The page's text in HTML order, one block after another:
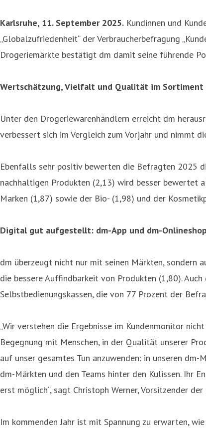
Karlsruhe, 11. September 2025. Kundinnen und
„Globalzufriedenheit“ der Verbraucherbefragung
Drogeriemärkte bestätigt dm damit seine führende
Wertschätzung, Vielfalt und Qualität im Sortiment
Unter den Drogeriewarenhändlern erreicht dm
verbessert sich im Vergleich zum Vorjahr und nimmt
Ebenfalls sehr positiv bewerten die Befragten 2025
nachhaltigen Produkten (2,13) wird besser bewertet
Marken (1,87) sowie der Bio- (1,98) und der
Digital gut aufgestellt: dm-App und dm-
dm überzeugt nicht nur mit seinen Märkten, sondern
die bessere Auffindbarkeit von Produkten (1,80).
Selbstbedienungskassen, die von 77 Prozent der
„Wir verstehen die Ergebnisse im Kundenmonitor
Begegnung mit Menschen, in der Qualität unserer
auf unser gesamtes Tun anzuwenden: in unseren
dm-Märkten und den Teams hinter den Kulissen. Ihr
erst möglich“, sagt Christoph Werner, Vorsitzender
Im kommenden Jahr ist mit Spannung zu erwarten,